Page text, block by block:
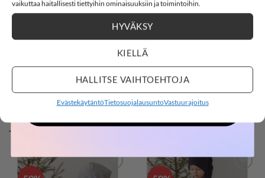
vaikuttaa haitallisesti tiettyihin ominaisuuksiin ja toimintoihin.
HYVÄKSY
KIELLÄ
HALLITSE VAIHTOEHTOJA
EvästekäytäntöTietosuojalausuntoVastuurajoitus
Hoito: 40 °C konepesu
Tonttulakit
15% ALENNUS KOODILLA:SOFTSHELL15
Countdown ends in:
0218
hours
::39
39
minutes
:31
seconds
OSTOKSILLE